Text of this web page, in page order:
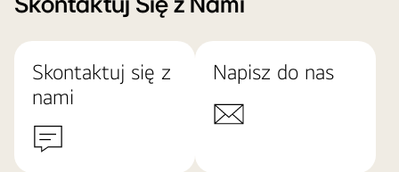
Skontaktuj Się z Nami
Skontaktuj się z
nami
Napisz do nas